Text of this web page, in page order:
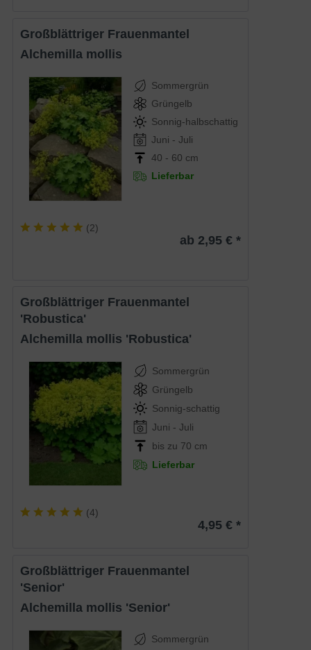
Großblättriger Frauenmantel
Alchemilla mollis
Sommergrün
Grüngelb
Sonnig-halbschattig
Juni - Juli
40 - 60 cm
Lieferbar
(2)
ab 2,95 € *
Großblättriger Frauenmantel
'Robustica'
Alchemilla mollis 'Robustica'
Sommergrün
Grüngelb
Sonnig-schattig
Juni - Juli
bis zu 70 cm
Lieferbar
(4)
4,95 € *
Großblättriger Frauenmantel
'Senior'
Alchemilla mollis 'Senior'
Sommergrün